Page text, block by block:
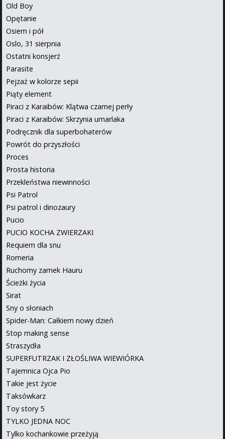
Old Boy
Opętanie
Osiem i pół
Oslo, 31 sierpnia
Ostatni konsjerż
Parasite
Pejzaż w kolorze sepii
Piąty element
Piraci z Karaibów: Klątwa czarnej perły
Piraci z Karaibów: Skrzynia umarlaka
Podręcznik dla superbohaterów
Powrót do przyszłości
Proces
Prosta historia
Przekleństwa niewinności
Psi Patrol
Psi patrol i dinozaury
Pucio
PUCIO KOCHA ZWIERZAKI
Requiem dla snu
Romeria
Ruchomy zamek Hauru
Ścieżki życia
Sirat
Sny o słoniach
Spider-Man: Całkiem nowy dzień
Stop making sense
Straszydła
SUPERFUTRZAK I ZŁOŚLIWA WIEWIÓRKA
Tajemnica Ojca Pio
Takie jest życie
Taksówkarz
Toy story 5
TYLKO JEDNA NOC
Tylko kochankowie przeżyją